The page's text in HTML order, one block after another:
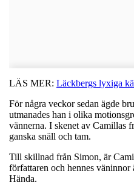
LÄS MER: Läckbergs lyxiga
För några veckor sedan ägde
utmanades han i olika
vännerna. I skenet av Camillas
ganska snäll och tam.
Till skillnad från Simon, är
författaren och hennes
Hända.